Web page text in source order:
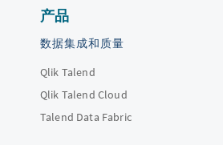
产品
数据集成和质量
Qlik Talend
Qlik Talend Cloud
Talend Data Fabric